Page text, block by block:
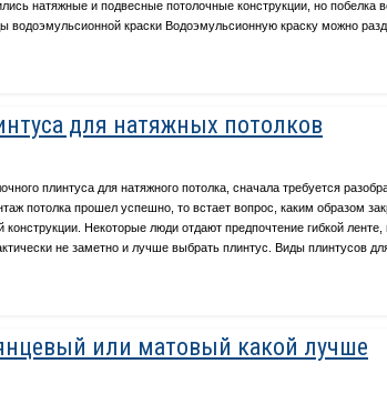
натяжные и подвесные потолочные конструкции, но побелка
водоэмульсионной краски Водоэмульсионную краску можно
для натяжных потолков
плинтуса для натяжного потолка, сначала требуется
потолка прошел успешно, то встает вопрос, каким образом
конструкции. Некоторые люди отдают предпочтение гибкой
не заметно и лучше выбрать плинтус. Виды плинтусов
или матовый какой лучше